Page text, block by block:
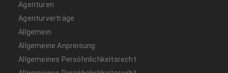
Agenturen
Agenturverträge
Allgemein
Allgemeine Anpreisung
Allgemeines Persöhnlichkeitsrecht